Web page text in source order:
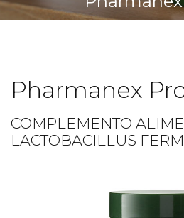
Pharmanex
COMPLEMENTO
LACTOBACILLUS